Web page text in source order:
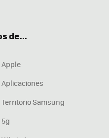
de...
Apple
Aplicaciones
Territorio Samsung
5g